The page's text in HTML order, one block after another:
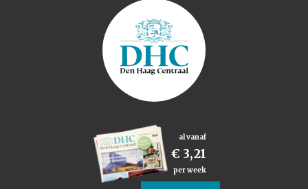
al vanaf
€ 3,21
per week